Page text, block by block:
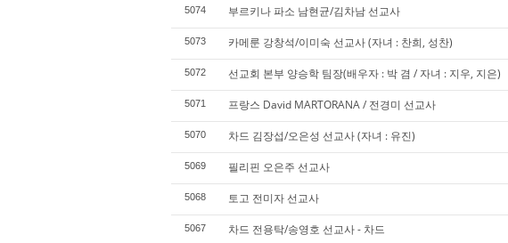
5074 부르키나 파소 남현균/김차남 선교사
5073 카메룬 강창석/이미숙 선교사 (자녀 : 찬희, 성찬)
5072 선교회 본부 양승학 팀장(배우자 : 박 겸 / 자녀 : 지우, 지은)
5071 프랑스 David MARTORANA / 전경미 선교사
5070 차드 김장섭/오은성 선교사 (자녀 : 유진)
5069 필리핀 오은주 선교사
5068 토고 전미자 선교사
5067 차드 전용탁/송영호 선교사 - 차드